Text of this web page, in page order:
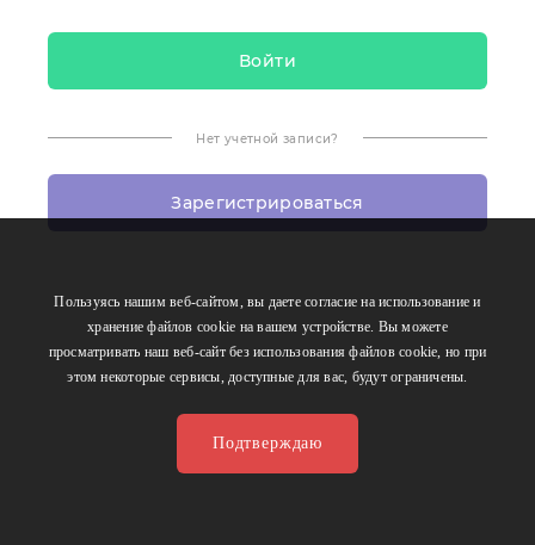
Пользуясь нашим веб-сайтом, вы даете согласие на использование и
хранение файлов сookie на вашем устройстве. Вы можете
просматривать наш веб-сайт без использования файлов сookie, но при
этом некоторые сервисы, доступные для вас, будут ограничены.
Подтверждаю
Нет учетной записи?
Зарегистрироваться